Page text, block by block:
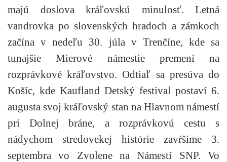
majú doslova kráľovskú minulosť. Letná
vandrovka po slovenských hradoch a zámkoch
začína v nedeľu 30. júla v Trenčíne, kde sa
tunajšie Mierové námestie premení na
rozprávkové kráľovstvo. Odtiaľ sa presúva do
Košíc, kde Kaufland Detský festival postaví 6.
augusta svoj kráľovský stan na Hlavnom námestí
pri Dolnej bráne, a rozprávkovú cestu s
nádychom stredovekej histórie zavŕšime 3.
septembra vo Zvolene na Námestí SNP. Vo